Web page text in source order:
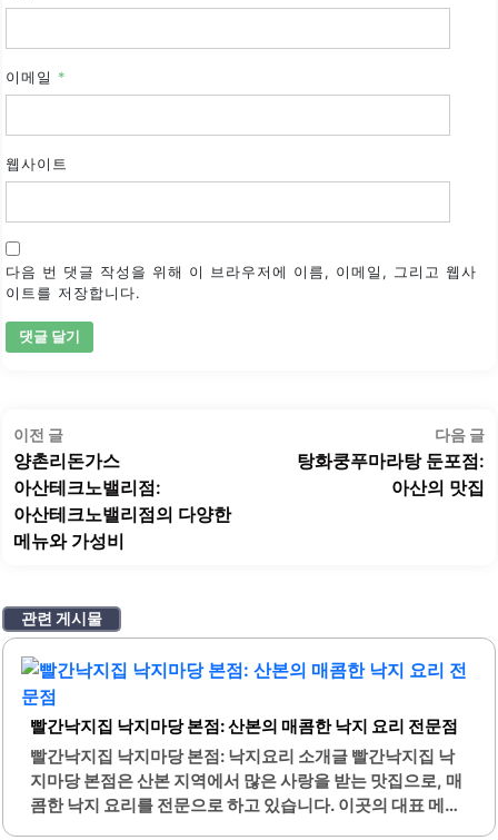
이메일 *
웹사이트
다음 번 댓글 작성을 위해 이 브라우저에 이름, 이메일, 그리고 웹사
이트를 저장합니다.
글
탐
색
이전 글이
전
글:
양촌리돈가스
아산테크노밸리점:
아산테크노밸리점의 다양한
메뉴와 가성비
다음 글
탕화쿵푸마라탕 둔포점:
아산의 맛집
관련 게시물
빨간낙지집 낙지마당 본점: 산본의 매콤한 낙지 요리 전문점
빨간낙지집 낙지마당 본점: 낙지요리 소개글 빨간낙지집 낙
지마당 본점은 산본 지역에서 많은 사랑을 받는 맛집으로, 매
콤한 낙지 요리를 전문으로 하고 있습니다. 이곳의 대표 메뉴